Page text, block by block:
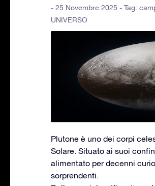
- 25 Novembre 2025 - Tag:
UNIVERSO
Plutone è uno dei corpi
Solare. Situato ai suoi
alimentato per decenni
sorprendenti.